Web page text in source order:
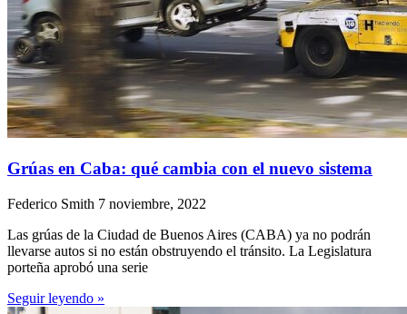
Grúas en Caba: qué cambia con el nuevo sistema
Federico Smith 7 noviembre, 2022
Las grúas de la Ciudad de Buenos Aires (CABA) ya no podrán
llevarse autos si no están obstruyendo el tránsito. La Legislatura
porteña aprobó una serie
Seguir leyendo »